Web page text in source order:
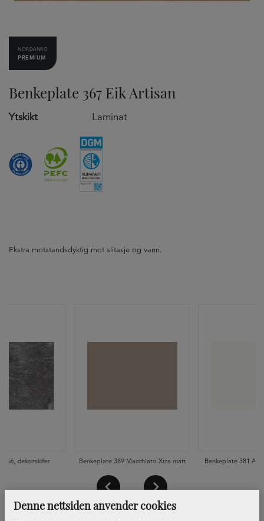
Denne nettsiden anvender cookies
Benkeplate 367 Eik Artisan
NORDANRO
PREMIUM
Ytskikt Laminat
Ekstra motstandsdyktig mot slitasje og vann.
066, dekorskifer Benkeplate 389 Macchiato Xtra matt Benkeplate 381